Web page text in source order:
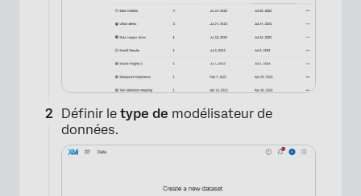
Définir le type de modélisateur de
données.